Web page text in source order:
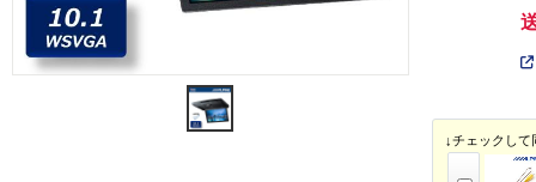
↓チェックして